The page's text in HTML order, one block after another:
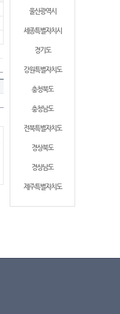
울산광역시
세종특별자치시
경기도
강원특별자치도
충청북도
충청남도
전북특별자치도
경상북도
경상남도
제주특별자치도